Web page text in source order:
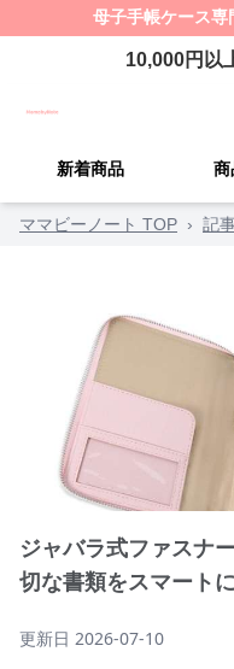
母子手帳ケース専
10,000円以
新着商品 商
ママビーノート TOP › 記
ジャバラ式ファスナ
切な書類をスマート
更新日 2026-07-10